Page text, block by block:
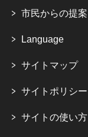
市民からの提案
Language
サイトマップ
サイトポリシー
サイトの使い方